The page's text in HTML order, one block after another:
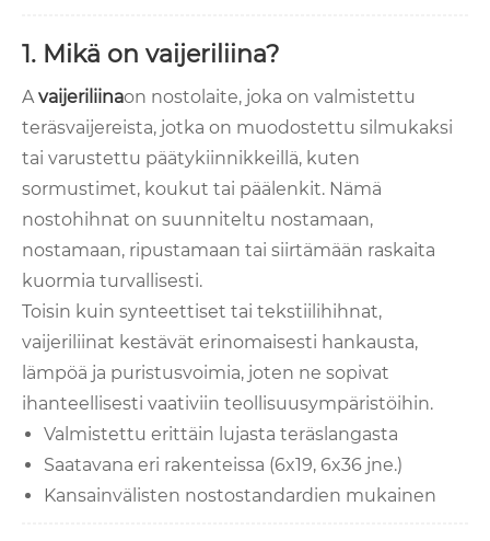
1. Mikä on vaijeriliina?
A vaijeriliinaon nostolaite, joka on valmistettu
teräsvaijereista, jotka on muodostettu silmukaksi
tai varustettu päätykiinnikkeillä, kuten
sormustimet, koukut tai päälenkit. Nämä
nostohihnat on suunniteltu nostamaan,
nostamaan, ripustamaan tai siirtämään raskaita
kuormia turvallisesti.
Toisin kuin synteettiset tai tekstiilihihnat,
vaijeriliinat kestävät erinomaisesti hankausta,
lämpöä ja puristusvoimia, joten ne sopivat
ihanteellisesti vaativiin teollisuusympäristöihin.
Valmistettu erittäin lujasta teräslangasta
Saatavana eri rakenteissa (6x19, 6x36 jne.)
Kansainvälisten nostostandardien mukainen